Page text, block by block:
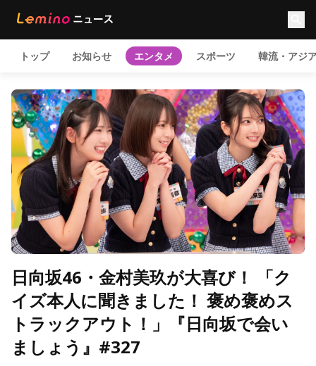
トップ お知らせ エンタメ スポーツ 韓流・アジ
日向坂46・金村美玖が大喜び！ 「ク
イズ本人に聞きました！ 褒め褒めス
トラックアウト！」『日向坂で会い
ましょう』#327